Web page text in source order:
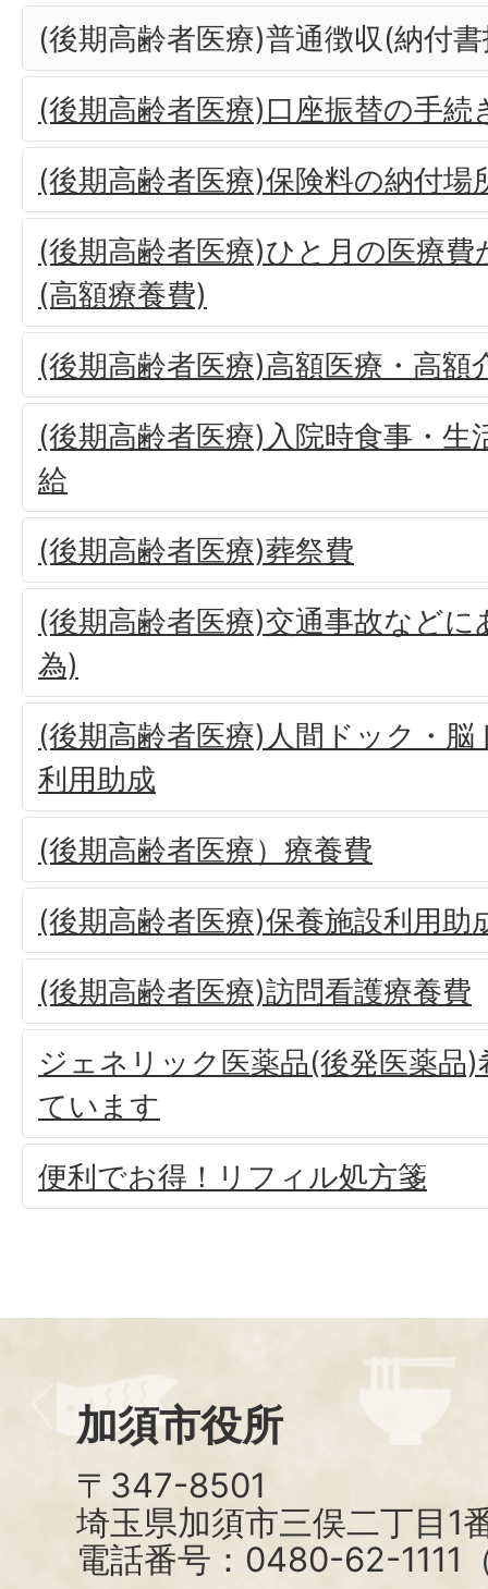
(後期高齢者医療)普通徴収(納付
(後期高齢者医療)口座振替の手続
(後期高齢者医療)保険料の納付場
(後期高齢者医療)ひと月の医療
(高額療養費)
(後期高齢者医療)高額医療・高額
(後期高齢者医療)入院時食事・生
給
(後期高齢者医療)葬祭費
(後期高齢者医療)交通事故など
為)
(後期高齢者医療)人間ドック・
利用助成
(後期高齢者医療）療養費
(後期高齢者医療)保養施設利用助
(後期高齢者医療)訪問看護療養費
ジェネリック医薬品(後発医薬品
ています
便利でお得！リフィル処方箋
加須市役所
〒347-8501
埼玉県加須市三俣二丁目1
電話番号：0480-62-1111